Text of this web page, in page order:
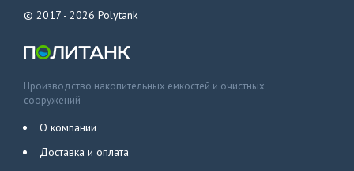
© 2017 - 2026 Polytank
Производство накопительных емкостей и очистных
сооружений
О компании
Доставка и оплата